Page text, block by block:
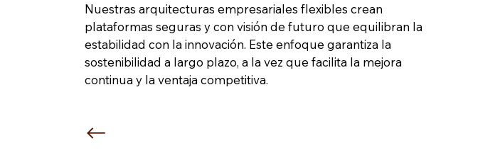
Nuestras arquitecturas empresariales flexibles crean
plataformas seguras y con visión de futuro que equilibran la
estabilidad con la innovación. Este enfoque garantiza la
sostenibilidad a largo plazo, a la vez que facilita la mejora
continua y la ventaja competitiva.